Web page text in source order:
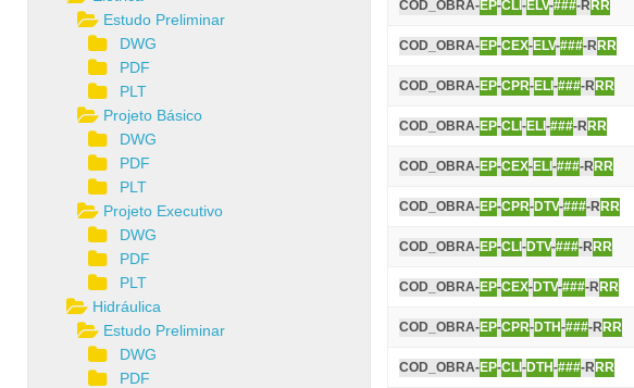
COD_OBRA-EP-CLI -ELV-###-R RR
COD_OBRA-EP-CEX-ELV-###-R RR
COD_OBRA-EP-CPR-ELI -###-R RR
COD_OBRA-EP-CLI -ELI -###-R RR
COD_OBRA-EP-CEX-ELI -###-R RR
COD_OBRA-EP-CPR-DTV-###-R RR
COD_OBRA-EP-CLI -DTV-###-R RR
COD_OBRA-EP-CEX-DTV-###-R RR
COD_OBRA-EP-CPR-DTH-###-R RR
COD_OBRA-EP-CLI -DTH-###-R RR
Estudo Preliminar
DWG
PDF
PLT
Projeto Básico
DWG
PDF
PLT
Projeto Executivo
DWG
PDF
PLT
Hidráulica
Estudo Preliminar
DWG
PDF